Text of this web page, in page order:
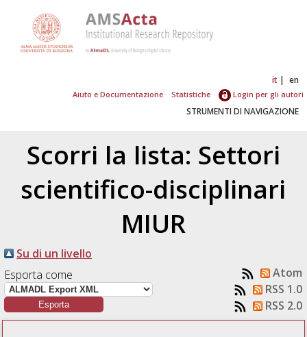
it en
Aiuto e Documentazione Statistiche Login per gli autori
STRUMENTI DI NAVIGAZIONE
Scorri la lista: Settori
scientifico-disciplinari
MIUR
Su di un livello
Esporta come
Atom
RSS 1.0
RSS 2.0